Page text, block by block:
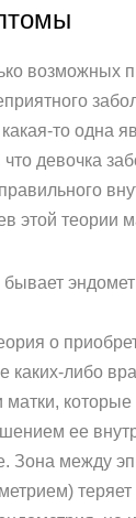
возможных
то одна
девочка
этой теории
о
каких-либо
матки, которые
ее
Зона между
теряет